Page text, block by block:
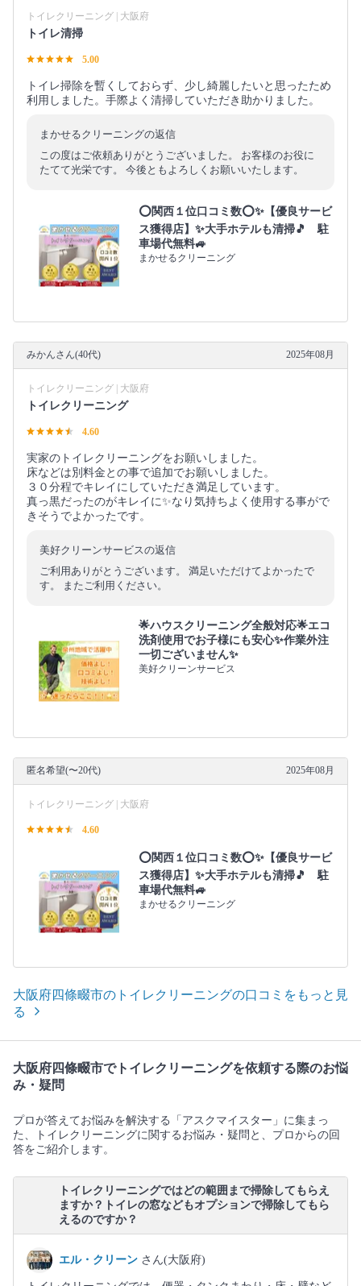
トイレクリーニング | 大阪府
トイレ清掃
5.00
トイレ掃除を暫くしておらず、少し綺麗したいと思ったため
利用しました。手際よく清掃していただき助かりました。
まかせるクリーニングの返信
この度はご依頼ありがとうございました。 お客様のお役に
たてて光栄です。 今後ともよろしくお願いいたします。
⭕関西１位口コミ数⭕✨【優良サービ
ス獲得店】✨大手ホテルも清掃🎵 駐
車場代無料🚙
まかせるクリーニング
みかんさん(40代) 2025年08月
トイレクリーニング | 大阪府
トイレクリーニング
4.60
実家のトイレクリーニングをお願いしました。
床などは別料金との事で追加でお願いしました。
３０分程でキレイにしていただき満足しています。
真っ黒だったのがキレイに✨なり気持ちよく使用する事がで
きそうでよかったです。
美好クリーンサービスの返信
ご利用ありがとうございます。 満足いただけてよかったで
す。 またご利用ください。
🌟ハウスクリーニング全般対応🌟エコ
洗剤使用でお子様にも安心✨作業外注
一切ございません✨
美好クリーンサービス
匿名希望(〜20代) 2025年08月
トイレクリーニング | 大阪府
4.60
⭕関西１位口コミ数⭕✨【優良サービ
ス獲得店】✨大手ホテルも清掃🎵 駐
車場代無料🚙
まかせるクリーニング
大阪府四條畷市のトイレクリーニングの口コミをもっと見
る
大阪府四條畷市でトイレクリーニングを依頼する際のお悩
み・疑問
プロが答えてお悩みを解決する「アスクマイスター」に集まっ
た、トイレクリーニングに関するお悩み・疑問と、プロからの回
答をご紹介します。
トイレクリーニングではどの範囲まで掃除してもらえ
ますか？トイレの窓などもオプションで掃除してもら
えるのですか？
エル・クリーン さん(大阪府)